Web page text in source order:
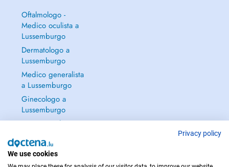
Oftalmologo -
Medico oculista a
Lussemburgo
Dermatologo a
Lussemburgo
Medico generalista
a Lussemburgo
Ginecologo a
Lussemburgo
Continua a leggere
Privacy policy
We use cookies